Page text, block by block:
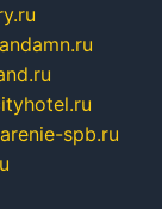
spb.ru